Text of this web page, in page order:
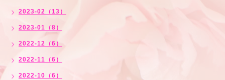
2023-02（13）
2023-01（8）
2022-12（6）
2022-11（6）
2022-10（6）